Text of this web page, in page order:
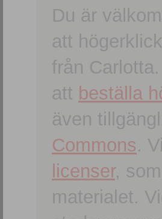
Du är
att
från
att beställa
även
Commons.
licenser,
materialet.